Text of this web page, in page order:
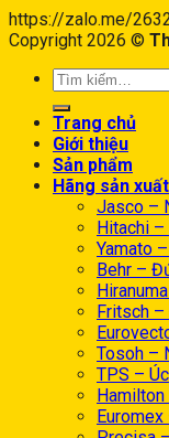
https://zalo.me/
Copyright 2026 ©
Trang chủ
Giới thiệu
Sản phẩm
Hãng sản xuất
Jasco –
Hitachi
Yamato
Behr –
Fritsch
Tosoh –
TPS – Úc